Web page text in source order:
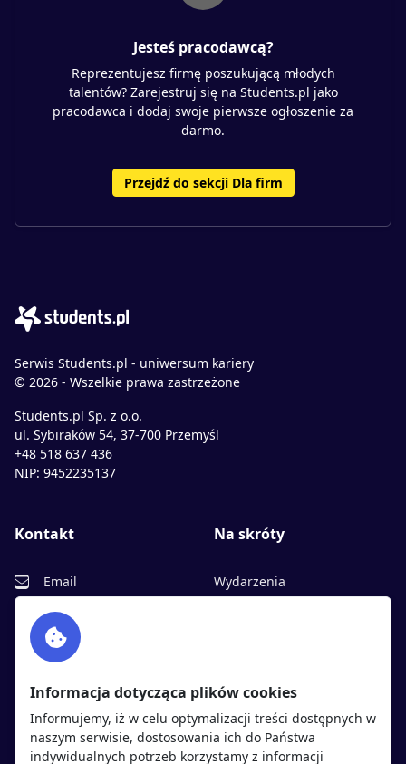
Jesteś pracodawcą?
Reprezentujesz firmę poszukującą młodych
talentów? Zarejestruj się na Students.pl jako
pracodawca i dodaj swoje pierwsze ogłoszenie za
darmo.
Przejdź do sekcji Dla firm
Serwis Students.pl - uniwersum kariery
© 2026 - Wszelkie prawa zastrzeżone
Students.pl Sp. z o.o.
ul. Sybiraków 54, 37-700 Przemyśl
+48 518 637 436
NIP: 9452235137
Kontakt
Email
Facebook
Twitter
Na skróty
Wydarzenia
Polityka cookies
Polityka prywatności
Informacja dotycząca plików cookies
Informujemy, iż w celu optymalizacji treści dostępnych w
naszym serwisie, dostosowania ich do Państwa
indywidualnych potrzeb korzystamy z informacji